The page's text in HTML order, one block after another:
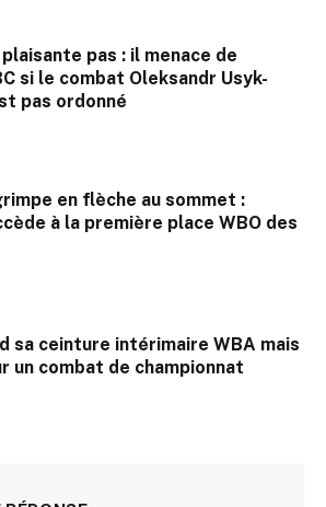
pas : il menace de
si le combat Oleksandr Usyk-
pas ordonné
en flèche au sommet :
à la première place WBO des
sa ceinture intérimaire WBA mais
un combat de championnat